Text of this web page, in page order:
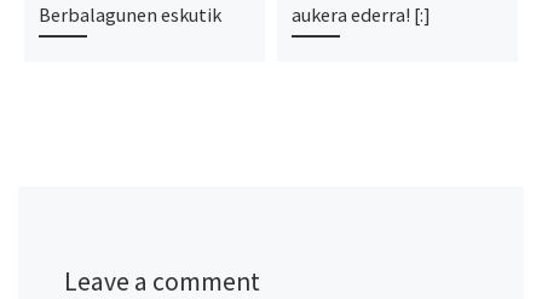
Berbalagunen eskutik
aukera ederra! [:]
Leave a comment